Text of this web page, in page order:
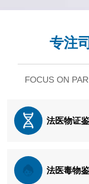
专注
FOCUS ON
法医物证
法医毒物